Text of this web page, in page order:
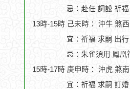
忌：赴任 詞訟 祈
13時-15時 己未時： 沖牛 煞
宜：祈福 求嗣 出
忌：朱雀須用 鳳凰
15時-17時 庚申時： 沖虎 煞
宜：祈福 求嗣 訂